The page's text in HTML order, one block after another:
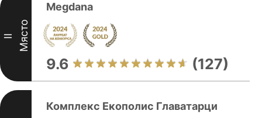
II Място
Megdana
9.6 (127)
Комплекс Екополис Главатарци